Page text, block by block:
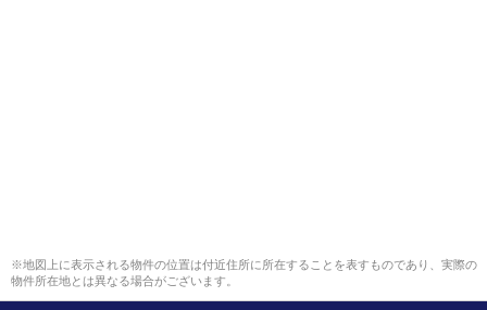
※地図上に表示される物件の位置は付近住所に所在することを表すものであり、実際の
物件所在地とは異なる場合がございます。